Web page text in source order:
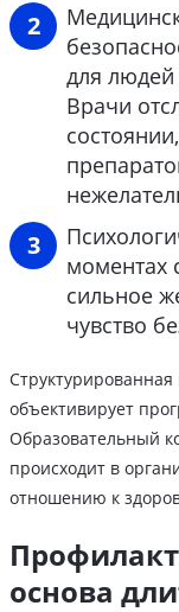
для
Врачи
моментах
сильное
чувство
объективирует
Образовательный
происходит в
отношению к
основа